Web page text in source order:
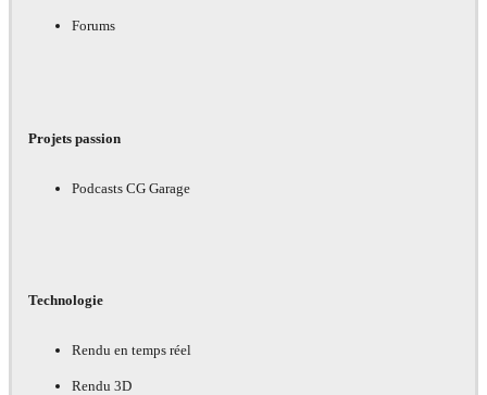
Forums
Projets passion
Podcasts CG Garage
Technologie
Rendu en temps réel
Rendu 3D